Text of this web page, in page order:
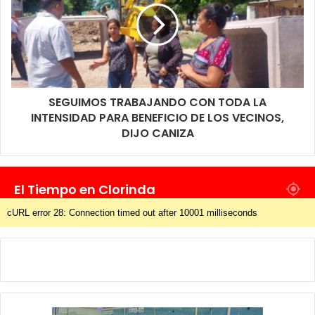
SEGUIMOS TRABAJANDO CON TODA LA
INTENSIDAD PARA BENEFICIO DE LOS VECINOS,
DIJO CANIZA
El Tiempo en Clorinda
cURL error 28: Connection timed out after 10001 milliseconds